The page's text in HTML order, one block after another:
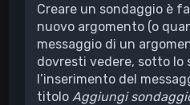
Creare un sondaggio è
nuovo argomento (o
messaggio di un
dovresti vedere, sotto lo
l’inserimento del
titolo Aggiungi